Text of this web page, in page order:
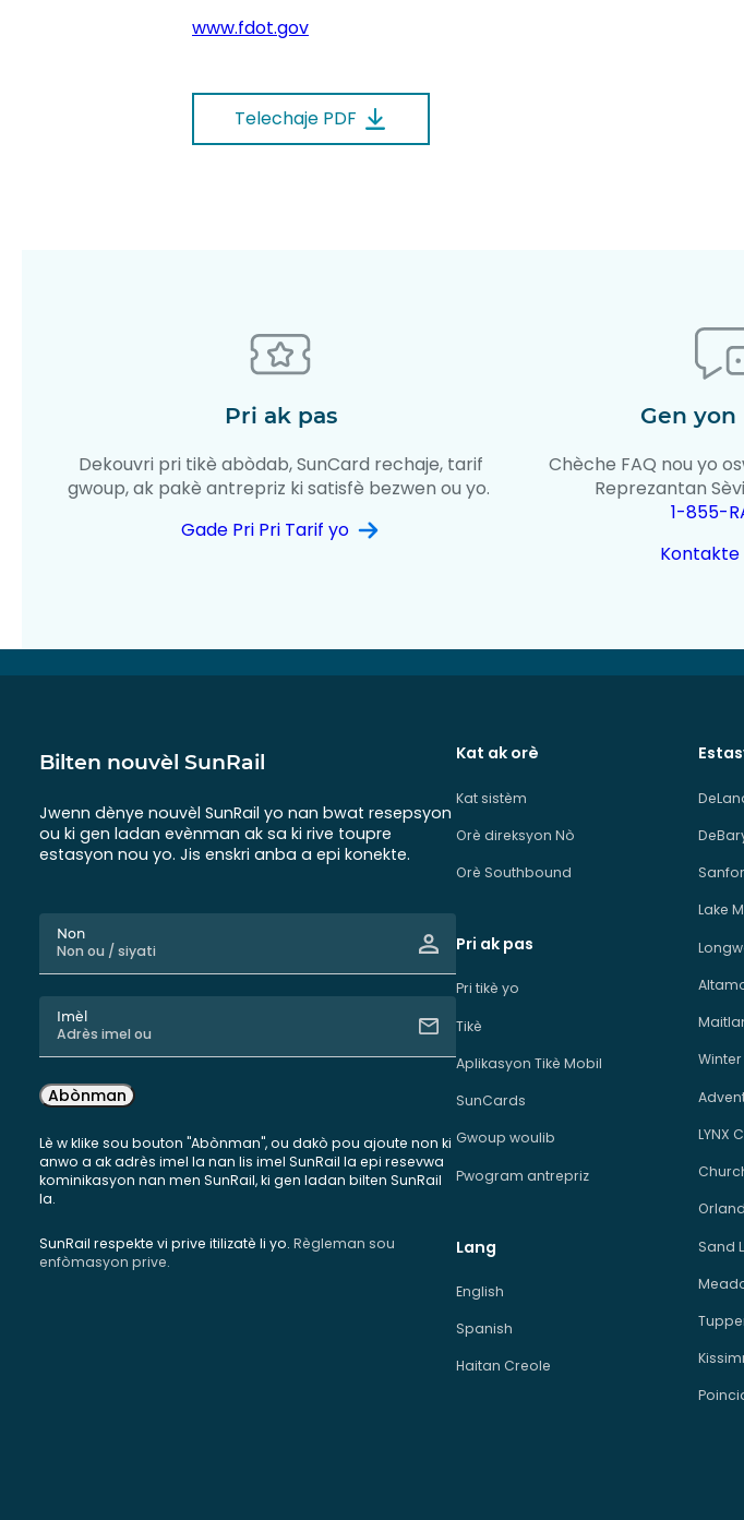
www.fdot.gov
Telechaje PDF
Pri ak pas
Dekouvri pri tikè abòdab, SunCard rechaje, tarif
gwoup, ak pakè antrepriz ki satisfè bezwen ou yo.
Gade Pri Pri Tarif yo
Gen yon
Chèche FAQ nou yo
Reprezantan
1-855-
Kontakte
Bilten nouvèl SunRail
Jwenn dènye nouvèl SunRail yo nan bwat resepsyon
ou ki gen ladan evènman ak sa ki rive toupre
estasyon nou yo. Jis enskri anba a epi konekte.
Non
Imèl
Abònman
Lè w klike sou bouton "Abònman", ou dakò pou ajoute non ki
anwo a ak adrès imel la nan lis imel SunRail la epi resevwa
kominikasyon nan men SunRail, ki gen ladan bilten SunRail
la.
SunRail respekte vi prive itilizatè li yo. Règleman sou
enfòmasyon prive.
Kat ak orè
Kat sistèm
Orè direksyon Nò
Orè Southbound
Pri ak pas
Pri tikè yo
Tikè
Aplikasyon Tikè Mobil
SunCards
Gwoup woulib
Pwogram antrepriz
Lang
English
Spanish
Haitan Creole
Lake
LYNX
Sand